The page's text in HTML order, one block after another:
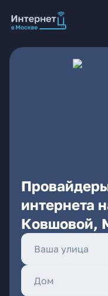
интернета
Ковшовой,